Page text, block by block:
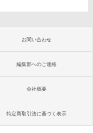
お問い合わせ
編集部へのご連絡
会社概要
特定商取引法に基づく表示